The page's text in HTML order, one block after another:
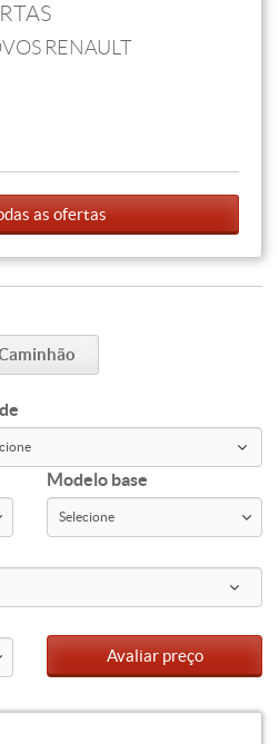
RENAULT
as ofertas
Modelo base
Avaliar preço